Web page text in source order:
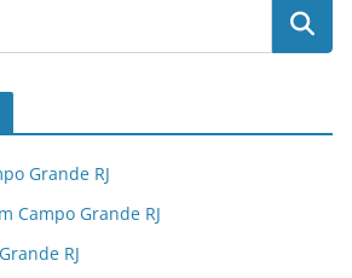
Grande RJ
Campo Grande RJ
RJ